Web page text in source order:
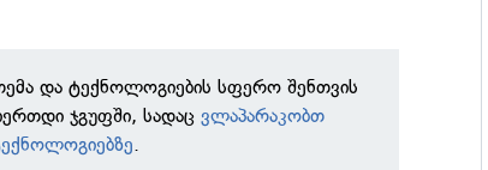
და ტექნოლოგიების სფერო შენთვის
ჯგუფში, სადაცვლაპარაკობთ
.